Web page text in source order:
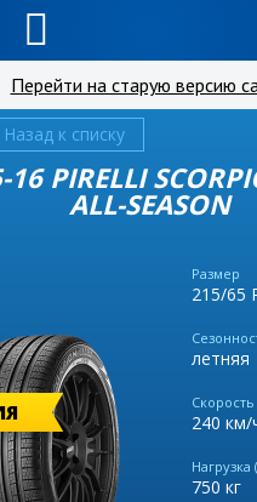
Перейти на старую версию
Назад к списку
PIRELLI
ALL-SEASON
Размер
215/65
летняя
Скорость
240 км/
Нагрузка
750 кг